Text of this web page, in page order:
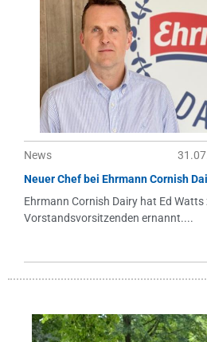
News
Neuer Chef bei Ehrmann Cornish
Ehrmann Cornish Dairy hat Ed Watts
Vorstandsvorsitzenden ernannt....